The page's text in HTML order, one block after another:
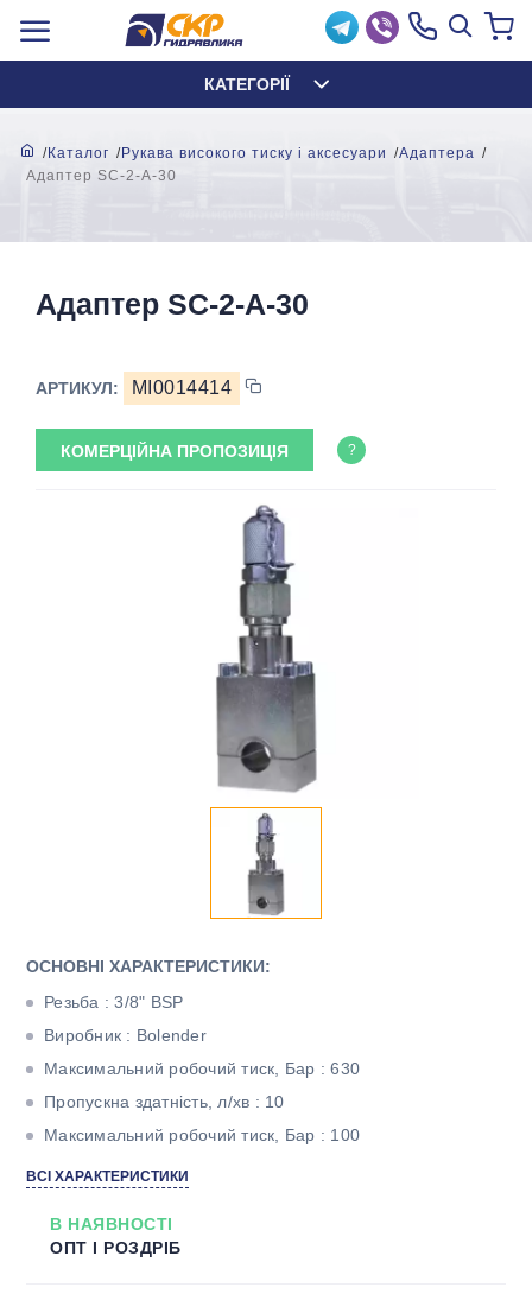
КАТЕГОРІЇ
Каталог Рукава високого тиску і аксесуари
Адаптера
Адаптер SC-2-A-30
Адаптер SC-2-A-30
АРТИКУЛ: MI0014414
КОМЕРЦІЙНА ПРОПОЗИЦІЯ ?
ОСНОВНІ ХАРАКТЕРИСТИКИ:
Резьба : 3/8" BSP
Виробник : Bolender
Максимальний робочий тиск, Бар : 630
Пропускна здатність, л/хв : 10
Максимальний робочий тиск, Бар : 100
ВСІ ХАРАКТЕРИСТИКИ
В НАЯВНОСТІ
ОПТ І РОЗДРІБ